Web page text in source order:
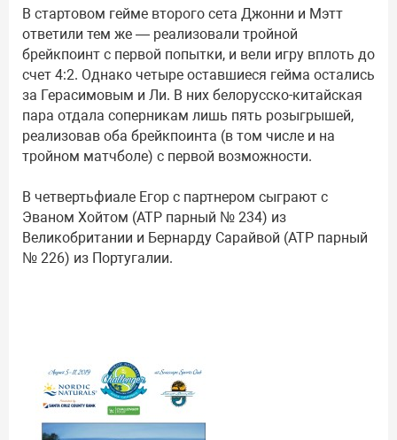
В стартовом гейме второго сета Джонни и Мэтт
ответили тем же — реализовали тройной
брейкпоинт с первой попытки, и вели игру вплоть до
счет 4:2. Однако четыре оставшиеся гейма остались
за Герасимовым и Ли. В них белорусско-китайская
пара отдала соперникам лишь пять розыгрышей,
реализовав оба брейкпоинта (в том числе и на
тройном матчболе) с первой возможности.
В четвертьфиале Егор с партнером сыграют с
Эваном Хойтом (ATP парный № 234) из
Великобритании и Бернарду Сарайвой (ATP парный
№ 226) из Португалии.